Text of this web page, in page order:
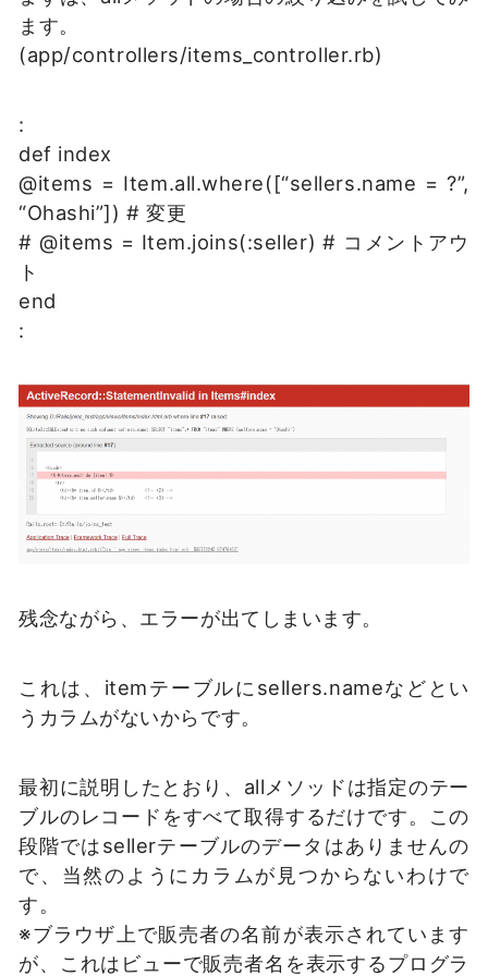
ます。
(app/controllers/items_controller.rb)
:
def index
@items = Item.all.where([“sellers.name = ?”,
“Ohashi”]) # 変更
# @items = Item.joins(:seller) # コメントアウ
ト
end
:
残念ながら、エラーが出てしまいます。
これは、itemテーブルにsellers.nameなどとい
うカラムがないからです。
最初に説明したとおり、allメソッドは指定のテー
ブルのレコードをすべて取得するだけです。この
段階ではsellerテーブルのデータはありませんの
で、当然のようにカラムが見つからないわけで
す。
※ブラウザ上で販売者の名前が表示されています
が、これはビューで販売者名を表示するプログラ